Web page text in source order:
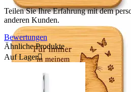
Teilen Sie Ihre Erfahrung mit dem
anderen Kunden.
Bewertungen
Ähnliche Produkte
Auf Lager